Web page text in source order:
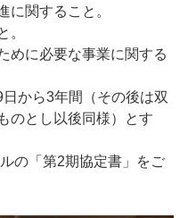
関すること。
に必要な事業に関する
から3年間（その後は双
のとし以後同様）とす
「第2期協定書」をご